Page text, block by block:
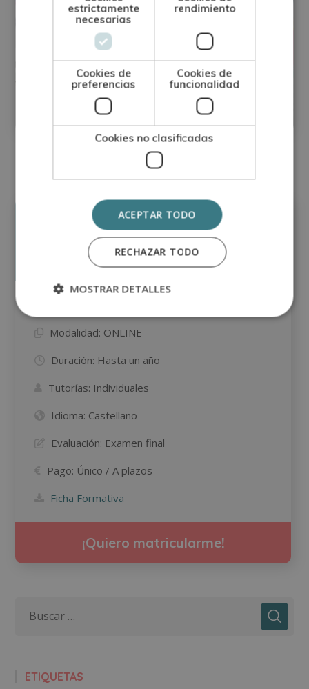
Máster en Preimpresión en Artes
Gráficas
Matricúlate:
Precio:
Matricúlate:2.380€ 595€
Modalidad: ONLINE
Duración: Hasta un año
Tutorías: Individuales
Idioma: Castellano
Evaluación: Examen final
Pago: Único / A plazos
Ficha Formativa
¡Quiero matricularme!
ETIQUETAS
estrictamente
necesarias
rendimiento
Cookies de
preferencias
Cookies de
funcionalidad
Cookies no clasificadas
ACEPTAR TODO
RECHAZAR TODO
MOSTRAR DETALLES